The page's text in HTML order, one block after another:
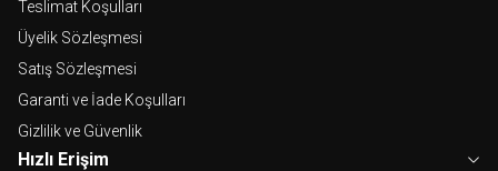
Teslimat Koşulları
Üyelik Sözleşmesi
Satış Sözleşmesi
Garanti ve İade Koşulları
Gizlilik ve Güvenlik
Hızlı Erişim